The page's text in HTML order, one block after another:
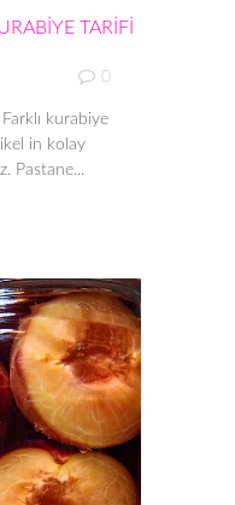
TARİFİ
0
kurabiye
in kolay
Pastane...